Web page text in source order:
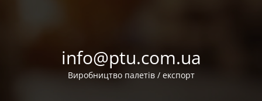
info@ptu.com.ua
Виробництво палетів / експорт